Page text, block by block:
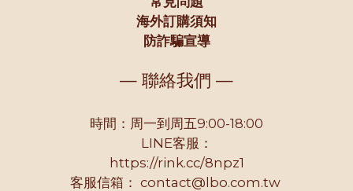
海外訂購須知
防詐騙宣導
— 聯絡我們 —
時間：周一到周五9:00-18:00
LINE客服：
https://rink.cc/8npz1
客服信箱： contact@lbo.com.tw